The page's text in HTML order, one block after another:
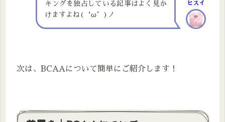
キングを独占している記事はよく見か
けますよね(‘ω’)ノ
ヒスイ
次は、BCAAについて簡単にご紹介します！